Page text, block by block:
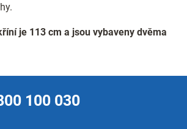
je 113 cm a jsou vybaveny dvěma
100 030